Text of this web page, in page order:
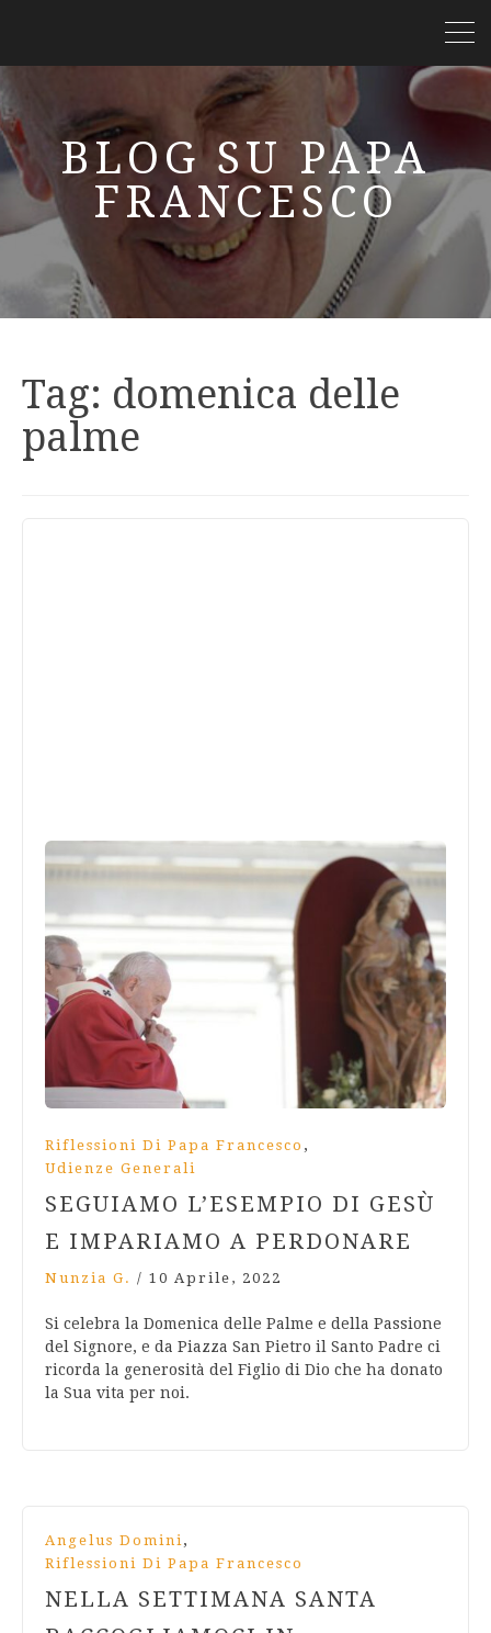
BLOG SU PAPA
FRANCESCO
Tag: domenica delle
palme
Riflessioni Di Papa Francesco ,
Udienze Generali
SEGUIAMO L’ESEMPIO DI GESÙ
E IMPARIAMO A PERDONARE
Nunzia G. / 10 Aprile, 2022
Si celebra la Domenica delle Palme e della Passione
del Signore, e da Piazza San Pietro il Santo Padre ci
ricorda la generosità del Figlio di Dio che ha donato
la Sua vita per noi.
Angelus Domini ,
Riflessioni Di Papa Francesco
NELLA SETTIMANA SANTA